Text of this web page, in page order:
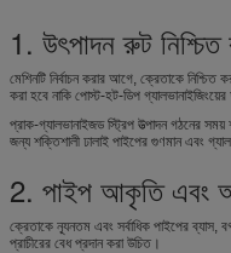
1. উৎপাদন রুট
মেশিনটি নির্বাচন করার আগে, ক্রেতাকে
করা হবে নাকি পোস্ট-হট-ডিপ
প্রাক-গ্যালভানাইজড স্ট্রিপ উত্পাদন গঠনের সময়
জন্য শক্তিশালী ঢালাই পাইপের গুণমান এবং
2. পাইপ আকৃতি এবং
ক্রেতাকে ন্যূনতম এবং সর্বাধিক পাইপের ব্যাস,
প্রাচীরের বেধ প্রদান করা উচিত।